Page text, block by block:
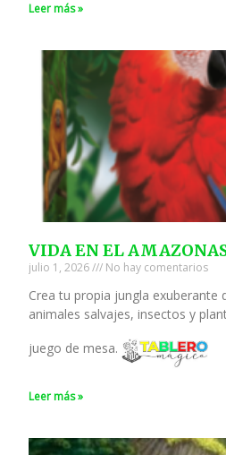
Leer más »
VIDA EN EL
julio 1, 2026 No hay comentarios
Crea tu propia jungla exuberante
animales salvajes, insectos y
juego de mesa.
Leer más »